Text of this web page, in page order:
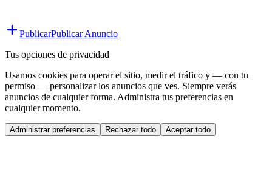
PublicarPublicar Anuncio
Tus opciones de privacidad
Usamos cookies para operar el sitio, medir el tráfico y — con tu
permiso — personalizar los anuncios que ves. Siempre verás
anuncios de cualquier forma. Administra tus preferencias en
cualquier momento.
Administrar preferencias Rechazar todo Aceptar todo